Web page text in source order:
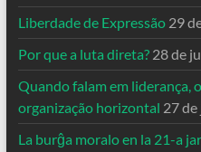
Liberdade de Expressão 29
Por que a luta direta? 28 de
Quando falam em liderança,
organização horizontal 27
La burĝa moralo en la 21-a